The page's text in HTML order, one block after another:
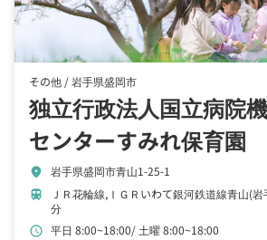
その他 /岩手県盛岡市
独立行政法人国立病院
センターすみれ保育園
location_on 岩手県盛岡市青山1-25-1
train
ＪＲ花輪線,ＩＧＲいわて銀河鉄道線青山(
分
schedule 平日 8:00~18:00 土曜 8:00~18:00